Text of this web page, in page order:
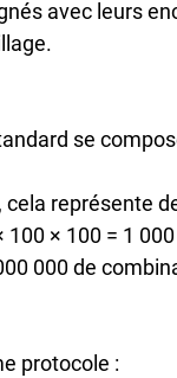
avec leurs
se
cela représente
100 × 100 = 1
000 de
protocole :